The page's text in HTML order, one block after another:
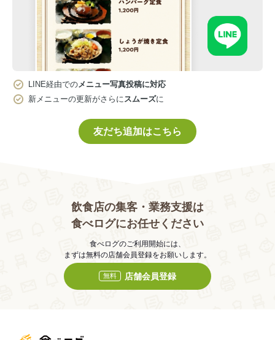
LINE経由でのメニュー写真投稿に対応
新メニューの更新がさらにスムーズに
友だち追加はこちら
飲食店の集客・業務支援は
食べログにお任せください
食べログのご利用開始には、
まずは無料の店舗会員登録をお願いします。
無料 店舗会員登録